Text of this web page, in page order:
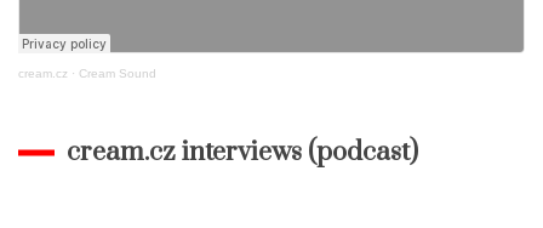
cream.cz · Cream Sound
cream.cz interviews (podcast)